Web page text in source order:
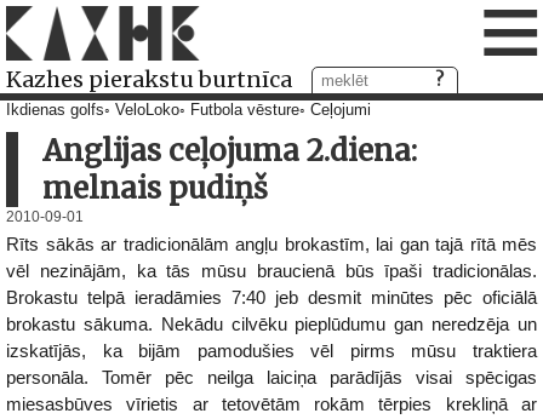
Kazhes pierakstu burtnīca ≡
Ikdienas golfs VeloLoko Futbola vēsture Ceļojumi
Anglijas ceļojuma 2.diena:
melnais pudiņš
2010-09-01
Rīts sākās ar tradicionālām angļu brokastīm, lai gan tajā rītā mēs
vēl nezinājām, ka tās mūsu braucienā būs īpaši tradicionālas.
Brokastu telpā ieradāmies 7:40 jeb desmit minūtes pēc oficiālā
brokastu sākuma. Nekādu cilvēku pieplūdumu gan neredzēja un
izskatījās, ka bijām pamodušies vēl pirms mūsu traktiera
personāla. Tomēr pēc neilga laiciņa parādījās visai spēcigas
miesasbūves vīrietis ar tetovētām rokām tērpies krekliņā ar